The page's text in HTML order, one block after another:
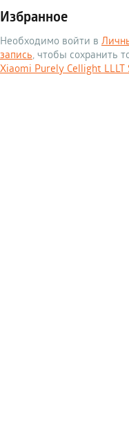
Избранное
Необходимо войти в
запись, чтобы сохранить
Xiaomi Purely Сellight LLLT